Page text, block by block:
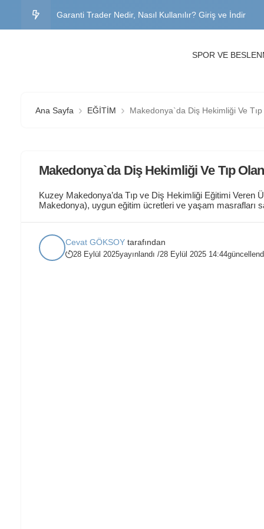
Garanti Trader Nedir, Nasıl Kullanılır? Giriş ve İndir
SPOR VE
Ana Sayfa EĞİTİM Makedonya`da Diş Hekimliği Ve
Makedonya`da Diş Hekimliği Ve Tıp
Kuzey Makedonya’da Tıp ve Diş Hekimliği Eğitimi Veren
Makedonya), uygun eğitim ücretleri ve yaşam masrafları
tarafından tanınan, Tıp...
Cevat GÖKSOY tarafından
28 Eylül 2025yayınlandı /28 Eylül 2025 14:44